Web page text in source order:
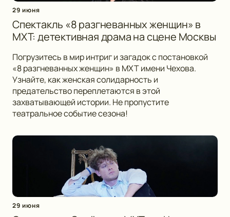
29 июня
Спектакль «8 разгневанных женщин» в
МХТ: детективная драма на сцене Москвы
Погрузитесь в мир интриг и загадок с постановкой
«8 разгневанных женщин» в МХТ имени Чехова.
Узнайте, как женская солидарность и
предательство переплетаются в этой
захватывающей истории. Не пропустите
театральное событие сезона!
29 июня